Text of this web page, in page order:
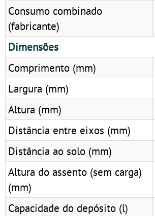
Consumo combinado
(fabricante)
Dimensões
Comprimento (mm)
Largura (mm)
Altura (mm)
Distância entre eixos (mm)
Distância ao solo (mm)
Altura do assento (sem carga)
(mm)
Capacidade do depósito (l)